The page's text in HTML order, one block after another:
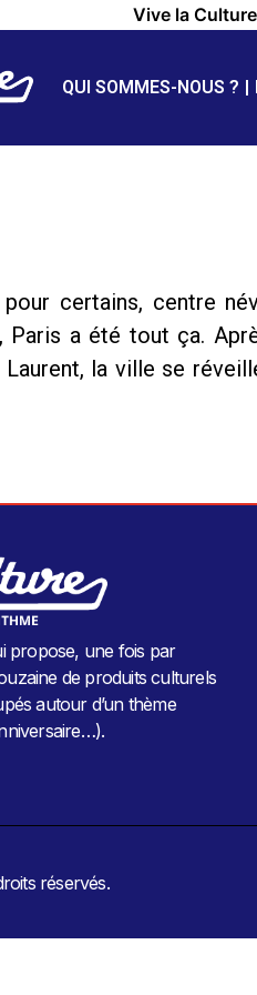
Vive la
QUI SOMMES-NOUS ?
certains, centre
Paris a été tout ça.
Laurent, la ville se
propose, une fois par
de produits culturels
autour d’un thème
réservés.